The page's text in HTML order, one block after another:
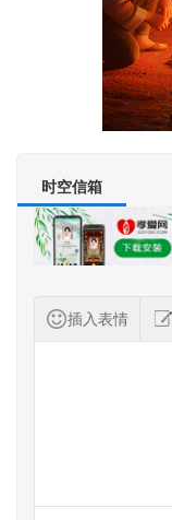
时空信箱
插入表情